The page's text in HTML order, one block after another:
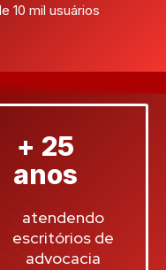
10 mil usuários
+ 25
anos
atendendo
escritórios de
advocacia